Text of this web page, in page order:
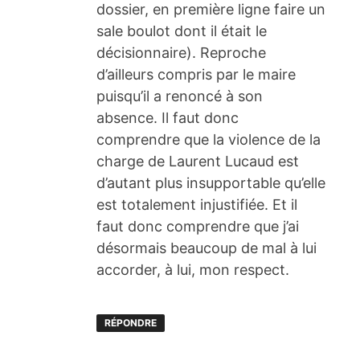
dossier, en première ligne faire un
sale boulot dont il était le
décisionnaire). Reproche
d’ailleurs compris par le maire
puisqu’il a renoncé à son
absence. Il faut donc
comprendre que la violence de la
charge de Laurent Lucaud est
d’autant plus insupportable qu’elle
est totalement injustifiée. Et il
faut donc comprendre que j’ai
désormais beaucoup de mal à lui
accorder, à lui, mon respect.
RÉPONDRE